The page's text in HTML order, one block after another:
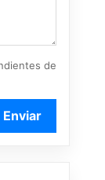
de
Enviar